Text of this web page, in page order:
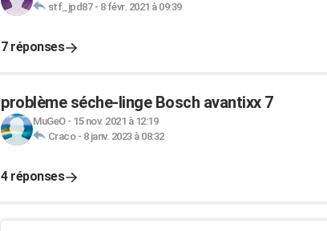
stf_jpd87- 8 févr. 2021 à 09:39
7 réponses
problème séche-linge Bosch avantixx 7
MuGeO- 15 nov. 2021 à 12:19
Craco- 8 janv. 2023 à 08:32
4 réponses